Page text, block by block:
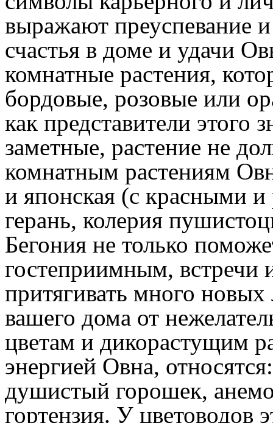
выражают преуспевание
счастья в доме и удачи
комнатные растения,
бордовые, розовые или
как представители этого
заметные, растение не
комнатным растениям
и японская (с красными
герань, колерия
Бегония не только
гостеприимным, встречи
притягивать много
вашего дома от
цветам и дикорастущим
энергией Овна,
душистый горошек,
гортензия. У цветоводов